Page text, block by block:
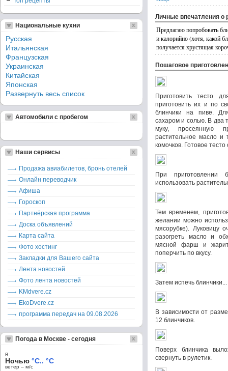
Личные впечатления о
Предлагаю попробовать
и калорийно (хотя, какой
получается хрустящая
Пошаговое
Приготовить тесто
приготовить их и по
блинчики на пиве.
сахаром и солью. В два
муку, просеянную
растительное масло
комочков. Готовое
При приготовлении
использовать
Тем временем,
желании можно
мясорубке). Луковицу
разогреть масло и
мясной фарш и
поперчить по вкусу.
Затем испечь блинчики...
В зависимости от
12 блинчиков.
Поверх блинчика
свернуть в рулетик.
Национальные кухни
Русская
Итальянская
Французская
Украинская
Китайская
Японская
Развернуть весь список
Автомобили с пробегом
Наши сервисы
Продажа авиабилетов, бронь отелей
Онлайн переводчик
Афиша
Гороскоп
Партнёрская программа
Доска объявлений
Карта сайта
Фото хостинг
Закладки для Вашего сайта
Лента новостей
Фото лента новостей
KMdvere.cz
EkoDvere.cz
программа передач на 09.08.2026
Погода в Москве - сегодня
в
Ночью °C.. °C
ветер – м/c